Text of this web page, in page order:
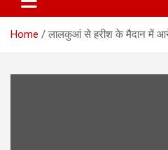
Uttarakhand
Uttarakhand
Home लालकुआं से हरीश के मैदान में